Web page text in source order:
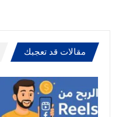
مقالات قد تعجبك